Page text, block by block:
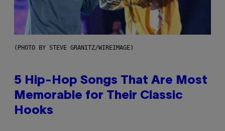
(PHOTO BY STEVE GRANITZ/WIREIMAGE)
5 Hip-Hop Songs That Are Most
Memorable for Their Classic
Hooks